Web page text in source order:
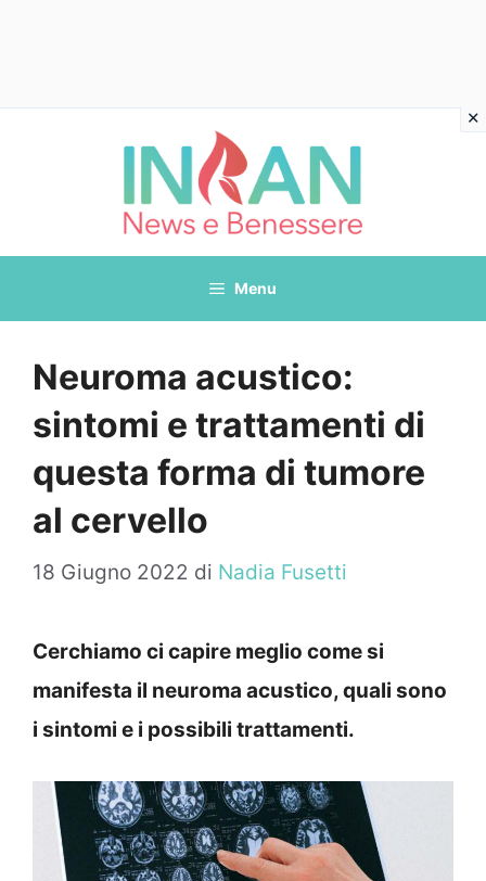
Menu
Neuroma acustico:
sintomi e trattamenti di
questa forma di tumore
al cervello
18 Giugno 2022 di Nadia Fusetti
Cerchiamo ci capire meglio come si
manifesta il neuroma acustico, quali sono
i sintomi e i possibili trattamenti.